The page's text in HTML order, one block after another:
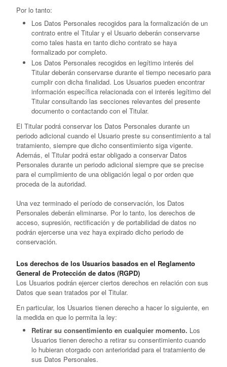
Por lo tanto:
Los Datos Personales recogidos para la formalización de un
contrato entre el Titular y el Usuario deberán conservarse
como tales hasta en tanto dicho contrato se haya
formalizado por completo.
Los Datos Personales recogidos en legítimo interés del
Titular deberán conservarse durante el tiempo necesario para
cumplir con dicha finalidad. Los Usuarios pueden encontrar
información específica relacionada con el interés legítimo del
Titular consultando las secciones relevantes del presente
documento o contactando con el Titular.
El Titular podrá conservar los Datos Personales durante un
periodo adicional cuando el Usuario preste su consentimiento a tal
tratamiento, siempre que dicho consentimiento siga vigente.
Además, el Titular podrá estar obligado a conservar Datos
Personales durante un periodo adicional siempre que se precise
para el cumplimiento de una obligación legal o por orden que
proceda de la autoridad.
Una vez terminado el período de conservación, los Datos
Personales deberán eliminarse. Por lo tanto, los derechos de
acceso, supresión, rectificación y de portabilidad de datos no
podrán ejercerse una vez haya expirado dicho periodo de
conservación.
Los derechos de los Usuarios basados en el Reglamento
General de Protección de datos (RGPD)
Los Usuarios podrán ejercer ciertos derechos en relación con sus
Datos que sean tratados por el Titular.
En particular, los Usuarios tienen derecho a hacer lo siguiente, en
la medida en que lo permita la ley:
Retirar su consentimiento en cualquier momento. Los
Usuarios tienen derecho a retirar su consentimiento cuando
lo hubieran otorgado con anterioridad para el tratamiento de
sus Datos Personales.